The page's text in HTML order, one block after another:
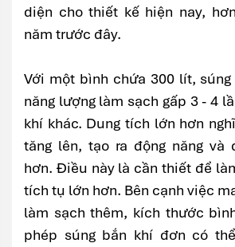
diện cho thiết kế hiện nay,
năm trước đây.
Với một bình chứa 300 lít,
năng lượng làm sạch gấp 3 - 4
khí khác. Dung tích lớn hơn
tăng lên, tạo ra động năng và
hơn. Điều này là cần thiết để
tích tụ lớn hơn. Bên cạnh việc
làm sạch thêm, kích thước
phép súng bắn khí đơn có